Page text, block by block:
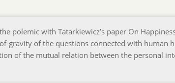
polemic with Tatarkiewicz’s paper On
gravity of the questions connected with human
of the mutual relation between the personal